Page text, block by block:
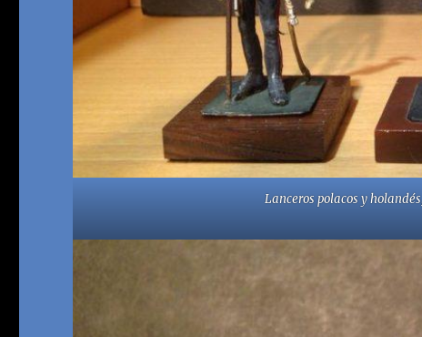
Lanceros polacos y